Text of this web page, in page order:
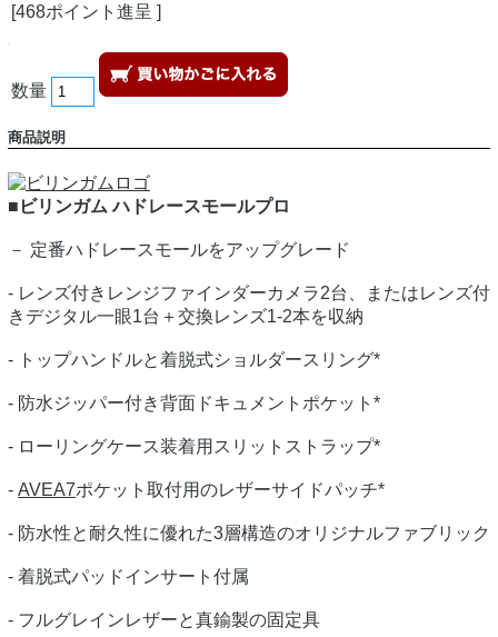
[468ポイント進呈 ]
数量
商品説明
■ビリンガム ハドレースモールプロ
－ 定番ハドレースモールをアップグレード
- レンズ付きレンジファインダーカメラ2台、またはレンズ付
きデジタル一眼1台＋交換レンズ1-2本を収納
- トップハンドルと着脱式ショルダースリング*
- 防水ジッパー付き背面ドキュメントポケット*
- ローリングケース装着用スリットストラップ*
- AVEA7ポケット取付用のレザーサイドパッチ*
- 防水性と耐久性に優れた3層構造のオリジナルファブリック
- 着脱式パッドインサート付属
- フルグレインレザーと真鍮製の固定具